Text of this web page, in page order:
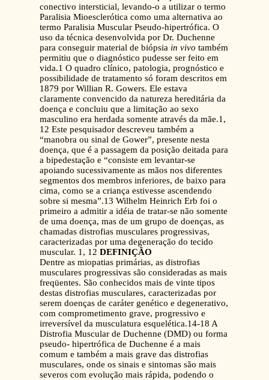
conectivo intersticial, levando-o a utilizar o termo
Paralisia Mioesclerótica como uma alternativa ao
termo Paralisia Muscular Pseudo-hipertrófica. O
uso da técnica desenvolvida por Dr. Duchenne
para conseguir material de biópsia in vivo também
permitiu que o diagnóstico pudesse ser feito em
vida.1 O quadro clínico, patologia, prognóstico e
possibilidade de tratamento só foram descritos em
1879 por Willian R. Gowers. Ele estava
claramente convencido da natureza hereditária da
doença e concluiu que a limitação ao sexo
masculino era herdada somente através da mãe.1,
12 Este pesquisador descreveu também a
“manobra ou sinal de Gower”, presente nesta
doença, que é a passagem da posição deitada para
a bipedestação e “consiste em levantar-se
apoiando sucessivamente as mãos nos diferentes
segmentos dos membros inferiores, de baixo para
cima, como se a criança estivesse ascendendo
sobre si mesma”.13 Wilhelm Heinrich Erb foi o
primeiro a admitir a idéia de tratar-se não somente
de uma doença, mas de um grupo de doenças, as
chamadas distrofias musculares progressivas,
caracterizadas por uma degeneração do tecido
muscular. 1, 12 DEFINIÇÃO
Dentre as miopatias primárias, as distrofias
musculares progressivas são consideradas as mais
freqüentes. São conhecidos mais de vinte tipos
destas distrofias musculares, caracterizadas por
serem doenças de caráter genético e degenerativo,
com comprometimento grave, progressivo e
irreversível da musculatura esquelética.14-18 A
Distrofia Muscular de Duchenne (DMD) ou forma
pseudo- hipertrófica de Duchenne é a mais
comum e também a mais grave das distrofias
musculares, onde os sinais e sintomas são mais
severos com evolução mais rápida, podendo o